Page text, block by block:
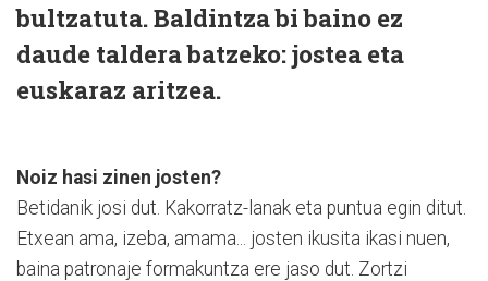
bultzatuta. Baldintza bi baino ez
daude taldera batzeko: jostea eta
euskaraz aritzea.
Noiz hasi zinen josten?
Betidanik josi dut. Kakorratz-lanak eta puntua egin ditut.
Etxean ama, izeba, amama... josten ikusita ikasi nuen,
baina patronaje formakuntza ere jaso dut. Zortzi